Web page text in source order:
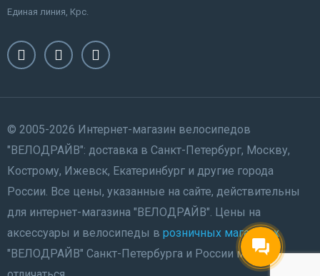
Единая линия, Крс.
© 2005-2026 Интернет-магазин велосипедов
"ВЕЛОДРАЙВ": доставка в Санкт-Петербург, Москву,
Кострому, Ижевск, Екатеринбург и другие города
России. Все цены, указанные на сайте, действительны
для интернет-магазина "ВЕЛОДРАЙВ". Цены на
аксессуары и велосипеды в розничных магазинах
"ВЕЛОДРАЙВ" Санкт-Петербурга и России могут